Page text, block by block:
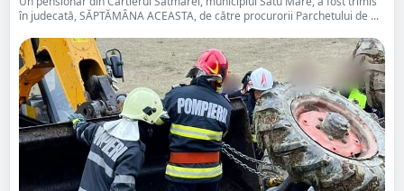
în judecată, SĂPTĂMÂNA ACEASTA, de către procurorii Parchetului de ...